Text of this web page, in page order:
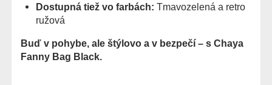
Dostupná tiež vo farbách: Tmavozelená a retro
ružová
Buď v pohybe, ale štýlovo a v bezpečí – s Chaya
Fanny Bag Black.